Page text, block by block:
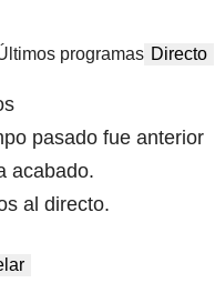
programas Directo
pasado fue anterior
acabado.
al directo.